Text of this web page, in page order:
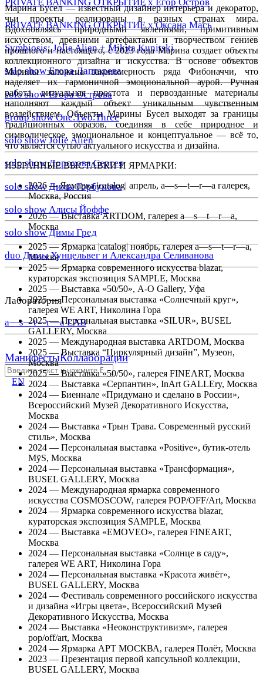
PRIVATE BANKING ОТКРЫТИЕ х Оксана Мась
Symbiosis: Jolie Alien + Mikita Kunitski
solo show Егора Лаптарева
solo show Егора Острова
group show One.Two.Three
solo show Jolie Alien
solo show Дорохова Сергея
solo show Димы Горбунова
solo show Алисы Йоффе
solo show Димы Гред
duo Димы Хунцельвег и Александра Селиванова
Лаборатория
a—s—t—r—a LAB
МанифестыКоллаборации
EN
Марина Бусел — известный дизайнер интерьера и декоратор,
чьи проекты реализованы в разных странах мира.
Вдохновляясь природными явлениями, примитивным
искусством, древними артефактами и творчеством гениев
прошлого и настоящего, с 2023 года Марина создает объекты
коллекционного дизайна и искусства. В основе объектов
Марины заложена закономерность ряда Фибоначчи, что
наделяет их гармоничной эмоциональной аурой. Ручная
работа, визуальная простота и первозданные материалы
наполняют каждый объект уникальным чувственным
воздействием. Объекты Марины Бусел выходят за границы
традиционных образов, соединяя в себе природное и
символическое, эмоциональное и концептуальное — всё то,
что является сутью актуального искусства и дизайна.
ИЗБРАННЫЕ ВЫСТАВКИ И ЯРМАРКИ:
2026 —Ярмарка |catalog| апрель, a—s—t—r—a галерея,
Москва, Россия
2026 — Выставка ARTDOM, галерея a—s—t—r—a,
Москва
2025 — Ярмарка |catalog| ноябрь, галерея a—s—t—r—a,
Москва
2025 — Ярмарка современного искусства blazar,
кураторская экспозиция SAMPLE, Москва
2025 — Выставка «50/50», A-O Gallery, Уфа
2025 — Персональная выставка «Солнечный круг»,
галерея WE ART, Николина Гора
2025 — Персональная выставка «SILUR», BUSEL
GALLERY, Москва
2025 — Международная выставка ARTDOM, Москва
2025 — Выставка “Циркулярный дизайн”, Музеон,
Москва
2025 — Выставка «50/50», галерея FINEART, Москва
2024 — Выставка «Серпантин», InArt GALLEry, Москва
2024 — Биеннале «Придумано и сделано в России»,
Всероссийский Музей Декоративного Искусства,
Москва
2024 — Выставка «Трын Трава. Современный русский
стиль», Москва
2024 — Персональная выставка «Positive», бутик-отель
MÿS, Москва
2024 — Персональная выставка «Трансформация»,
BUSEL GALLERY, Москва
2024 — Международная ярмарка современного
искусства COSMOSCOW, галерея POP/OFF/Art, Москва
2024 — Ярмарка современного искусства blazar,
кураторская экспозиция SAMPLE, Москва
2024 — Выставка «EMOVEO», галерея FINEART,
Москва
2024 — Персональная выставка «Солнце в саду»,
галерея WE ART, Николина Гора
2024 — Персональная выставка «Красота живёт»,
BUSEL GALLERY, Москва
2024 — Фестиваль cовременного российского искусства
и дизайна «Игры цвета», Всероссийский Музей
Декоративного Искусства, Москва
2024 — Выставка «Неоконструктивизм», галерея
pop/off/art, Москва
2024 — Ярмарка АРТ МОСКВА, галерея Полёт, Москва
2023 — Презентация первой капсульной коллекции,
BUSEL GALLERY, Москва